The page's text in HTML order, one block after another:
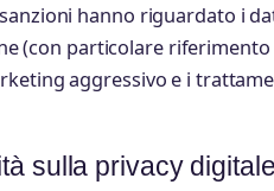
hanno riguardato i
(con particolare riferimento
aggressivo e i
sulla privacy